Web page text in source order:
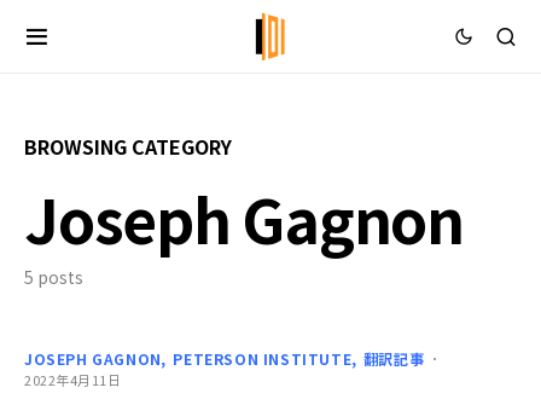
BROWSING CATEGORY
Joseph Gagnon
5 posts
JOSEPH GAGNON PETERSON INSTITUTE 翻訳記事
2022年4月11日